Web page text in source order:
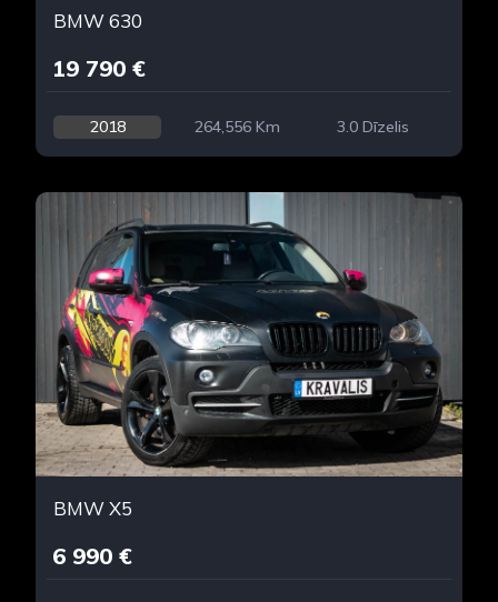
BMW 630
19 790 €
2018 264,556 Km 3.0 Dīzelis
BMW X5
6 990 €